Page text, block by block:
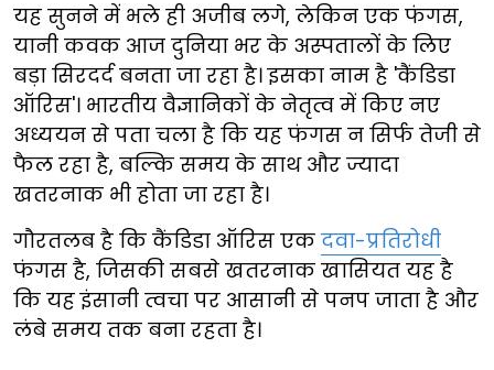
यह सुनने में भले ही अजीब लगे, लेकिन एक फंगस,
यानी कवक आज दुनिया भर के अस्पतालों के लिए
बड़ा सिरदर्द बनता जा रहा है। इसका नाम है 'कैंडिडा
ऑरिस'। भारतीय वैज्ञानिकों के नेतृत्व में किए नए
अध्ययन से पता चला है कि यह फंगस न सिर्फ तेजी से
फैल रहा है, बल्कि समय के साथ और ज्यादा
खतरनाक भी होता जा रहा है।
गौरतलब है कि कैंडिडा ऑरिस एक दवा-प्रतिरोधी
फंगस है, जिसकी सबसे खतरनाक खासियत यह है
कि यह इंसानी त्वचा पर आसानी से पनप जाता है और
लंबे समय तक बना रहता है।